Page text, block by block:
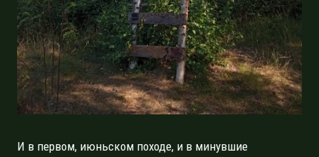
И в первом, июньском походе, и в минувшие